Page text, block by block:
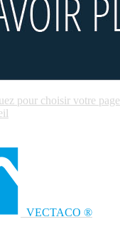
pour choisir votre page
VECTACO ®